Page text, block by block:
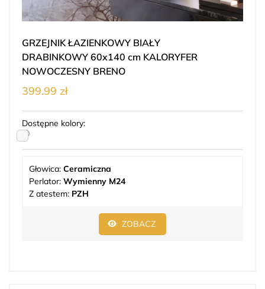
GRZEJNIK ŁAZIENKOWY BIAŁY
DRABINKOWY 60x140 cm KALORYFER
NOWOCZESNY BRENO
399.99 zł
Dostępne kolory:
Głowica: Ceramiczna
Perlator: Wymienny M24
Z atestem: PZH
ZOBACZ